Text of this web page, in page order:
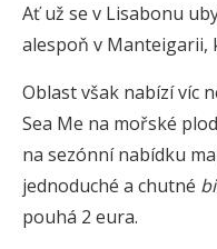
Ať už se v Lisabonu
alespoň v Manteigarii,
Oblast však nabízí víc
Sea Me na mořské
na sezónní nabídku
jednoduché a chutné
pouhá 2 eura.